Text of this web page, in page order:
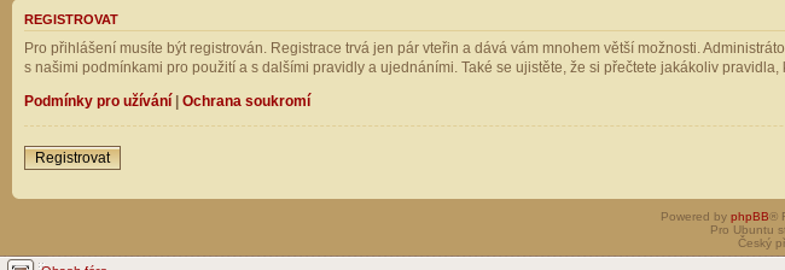
REGISTROVAT
Pro přihlášení musíte být registrován. Registrace trvá jen pár vteřin a dává vám mnohem větší možnosti.
s našimi podmínkami pro použití a s dalšími pravidly a ujednáními. Také se ujistěte, že si přečtete jakákoliv pravidla,
Podmínky pro užívání | Ochrana soukromí
Registrovat
Powered by phpBB®
Pro Ubuntu
Český